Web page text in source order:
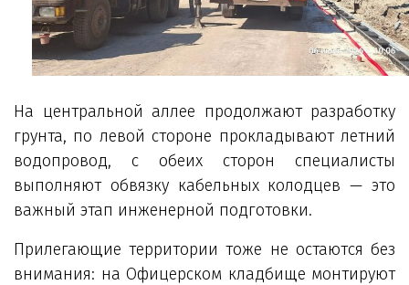
На центральной аллее продолжают разработку
грунта, по левой стороне прокладывают летний
водопровод, с обеих сторон специалисты
выполняют обвязку кабельных колодцев — это
важный этап инженерной подготовки.
Прилегающие территории тоже не остаются без
внимания: на Офицерском кладбище монтируют